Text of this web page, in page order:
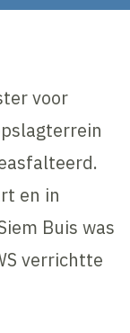
voor
en in
Buis was
verrichtte